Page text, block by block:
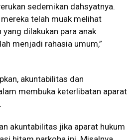
sedemikan dahsyatnya.
mereka telah muak melihat
dilakukan para anak
menjadi rahasia umum,”
akuntabilitas dan
membuka keterlibatan aparat
akuntabilitas jika aparat hukum